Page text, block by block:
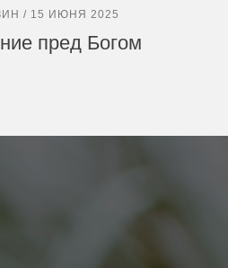
/ 15 ИЮНЯ 2025
пред Богом